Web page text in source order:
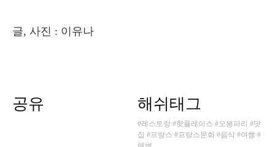
글, 사진 : 이유나
공유 해쉬태그
#레스토랑 #핫플레이스 #오봉파리 #맛
집 #프랑스 #프랑스문화 #음식 #여행 #